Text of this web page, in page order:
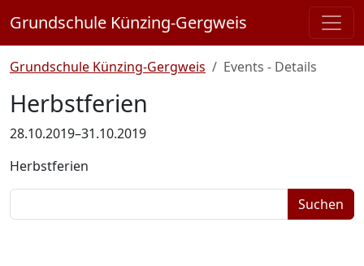
Grundschule Künzing-Gergweis
Grundschule Künzing-Gergweis Events - Details
Herbstferien
28.10.2019–31.10.2019
Herbstferien
Suchen